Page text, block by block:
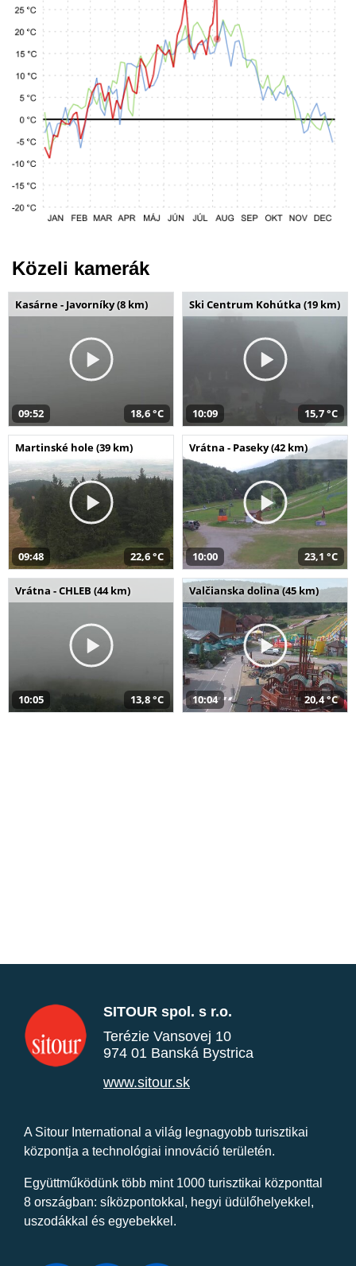
Közeli kamerák
Kasárne - Javorníky (8 km)
09:52 18,6 °C
Ski Centrum Kohútka (19 km)
10:09 15,7 °C
Martinské hole (39 km)
09:48 22,6 °C
Vrátna - Paseky (42 km)
10:00 23,1 °C
Vrátna - CHLEB (44 km)
10:05 13,8 °C
Valčianska dolina (45 km)
10:04 20,4 °C
SITOUR spol. s r.o.
Terézie Vansovej 10
974 01 Banská Bystrica
www.sitour.sk
A Sitour International a világ legnagyobb turisztikai
központja a technológiai innováció területén.
Együttműködünk több mint 1000 turisztikai központtal
8 országban: síközpontokkal, hegyi üdülőhelyekkel,
uszodákkal és egyebekkel.